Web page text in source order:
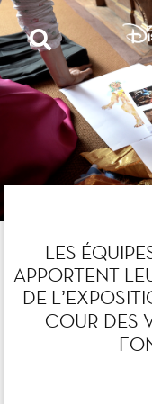
LES
APPORTENT
DE
COUR DES